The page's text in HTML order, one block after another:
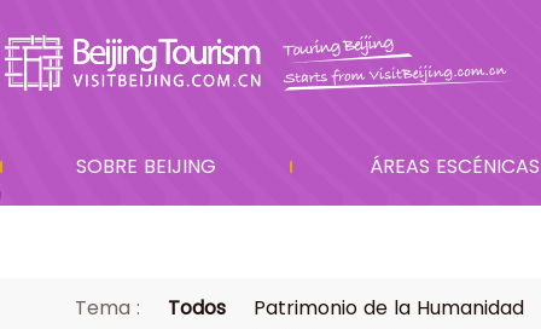
SOBRE BEIJING ÁREAS ESCÉNICAS
Tema : Todos
Patrimonio de la Humanidad